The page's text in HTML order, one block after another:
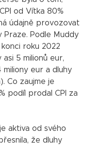
od Vítka 80%
údajně provozovat
Praze. Podle Muddy
roku 2022
5 milionů eur,
eur a dluhy
Co zaujme je
podíl prodal CPI za
aktiva od svého
že dluhy